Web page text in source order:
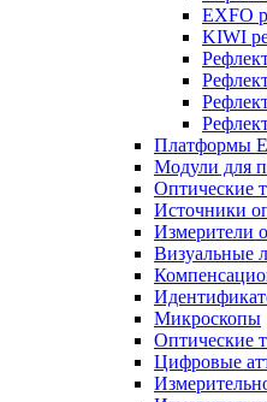
EXFO
KIWI
Платформы
Модули для
Оптические
Источники
Измерители
Визуальные
Микроскопы
Оптические
Цифровые